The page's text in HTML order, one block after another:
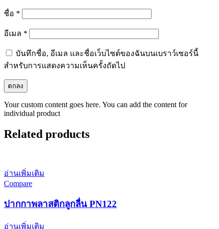
ชื่อ *
อีเมล *
บันทึกชื่อ, อีเมล และชื่อเว็บไซต์ของฉันบนเบราว์เซอร์นี้
สำหรับการแสดงความเห็นครั้งถัดไป
Your custom content goes here. You can add the content for
individual product
Related products
อ่านเพิ่มเติม
Compare
ปากกาพลาสติกลูกลื่น PN122
อ่านเพิ่มเติม